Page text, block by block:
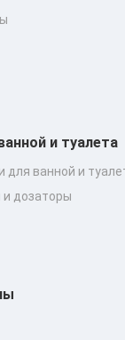
и туалета
ванной и
дозаторы